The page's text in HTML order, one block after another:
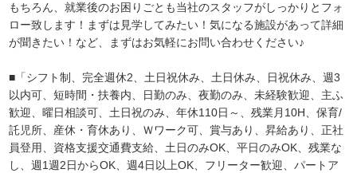
もちろん、就業後のお困りごとも当社のスタッフがしっかりとフォ
ロー致します！まずは見学してみたい！気になる施設があって詳細
が聞きたい！など、まずはお気軽にお問い合わせください♪
■「シフト制、完全週休2、土日祝休み、土日休み、日祝休み、週3
以内可、短時間・扶養内、日勤のみ、夜勤のみ、未経験歓迎、主ふ
歓迎、曜日相談可、土日祝のみ、年休110日～、残業月10H、保育/
託児所、産休・育休あり、Ｗワーク可、賞与あり、昇給あり、正社
員登用、資格支援交通費支給、土日のみOK、平日のみOK、残業な
し、週1週2日からOK、週4日以上OK、フリーター歓迎、パートア